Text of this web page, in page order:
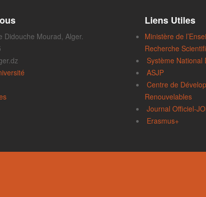
Didouche Mourad, Alger.
Liens Utiles
Ministère de
Recherche
Système National
ASJP
Centre de
Renouvelables
Journal Officiel-
Erasmus+